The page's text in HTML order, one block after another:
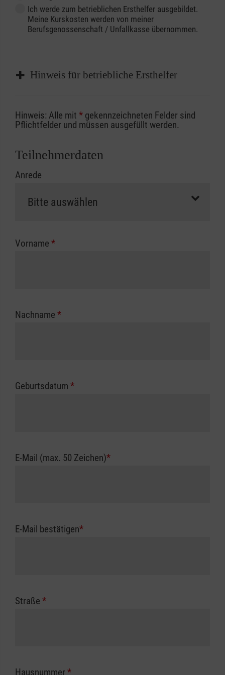
Ich werde zum betrieblichen Ersthelfer ausgebildet.
Meine Kurskosten werden von meiner
Berufsgenossenschaft / Unfallkasse übernommen.
Hinweis für betriebliche Ersthelfer
Sofern Sie ein Kostenübernahmeverfahren
Ihrer Berufsgenossenschaft / Unfallkasse
Abrechnungsunterlagen spätestens zu
erfolgt eine Abrechnung der vollen Kursgebühr
Die notwendigen Formulare für die
zuständigen Berufsgenossenschaft oder
Hinweis: Alle mit * gekennzeichneten Felder sind
Pflichtfelder und müssen ausgefüllt werden.
Teilnehmerdaten
Anrede
Vorname *
Nachname *
Geburtsdatum *
E-Mail (max. 50 Zeichen)*
E-Mail bestätigen*
Straße *
Hausnummer *